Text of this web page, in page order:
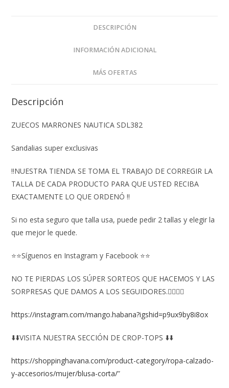
DESCRIPCIÓN
INFORMACIÓN ADICIONAL
MÁS OFERTAS
Descripción
ZUECOS MARRONES NAUTICA SDL382
Sandalias super exclusivas
‼️NUESTRA TIENDA SE TOMA EL TRABAJO DE CORREGIR LA
TALLA DE CADA PRODUCTO PARA QUE USTED RECIBA
EXACTAMENTE LO QUE ORDENÓ ‼️
Si no esta seguro que talla usa, puede pedir 2 tallas y elegir la
que mejor le quede.
⭐⭐Síguenos en Instagram y Facebook ⭐⭐
NO TE PIERDAS LOS SÚPER SORTEOS QUE HACEMOS Y LAS
SORPRESAS QUE DAMOS A LOS SEGUIDORES.👇🏻👇🏻
https://instagram.com/mango.habana?igshid=p9ux9by8i8ox
⬇️⬇️VISITA NUESTRA SECCIÓN DE CROP-TOPS ⬇️⬇️
https://shoppinghavana.com/product-category/ropa-calzado-
y-accesorios/mujer/blusa-corta/”